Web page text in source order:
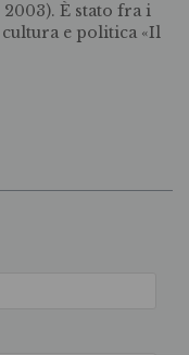
È stato fra i
e politica «Il